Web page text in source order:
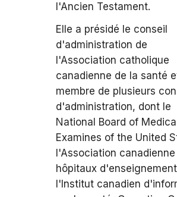
l'Ancien Testament.
Elle a présidé le conseil
d'administration de
l'Association catholique
canadienne de la santé
membre de plusieurs
d'administration, dont le
National Board of Medical
Examines of the United
l'Association
hôpitaux
l'Institut canadien